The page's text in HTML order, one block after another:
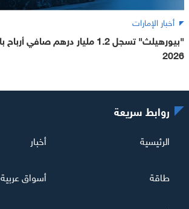
أخبار الإمارات
"بيورهيلث" تسجل 1.2 مليار درهم
2026
روابط سريعة
الرئيسية أخبار
طاقة أسواق عربية